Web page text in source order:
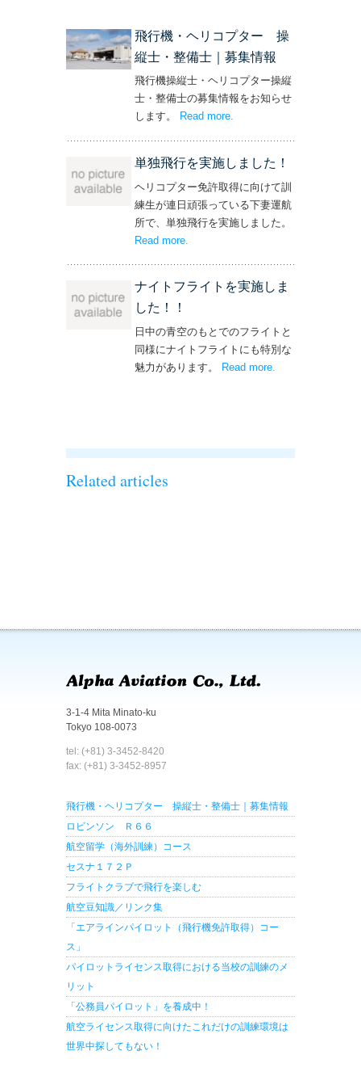
飛行機・ヘリコプター 操
縦士・整備士｜募集情報
飛行機操縦士・ヘリコプター操縦
士・整備士の募集情報をお知らせ
します。
Read more– ‘飛行機・ヘリコプター
.
単独飛行を実施しました！
ヘリコプター免許取得に向けて訓
練生が連日頑張っている下妻運航
所で、単独飛行を実施しました。
Read more
ナイトフライトを実施しま
した！！
日中の青空のもとでのフライトと
同様にナイトフライトにも特別な
魅力があります。
Read more
Related articles
3-1-4 Mita Minato-ku
Tokyo 108-0073
tel: (+81) 3-3452-8420
fax: (+81) 3-3452-8957
飛行機・ヘリコプター 操縦士・整備士｜募集情報
ロビンソン Ｒ６６
航空留学（海外訓練）コース
セスナ１７２Ｐ
フライトクラブで飛行を楽しむ
航空豆知識／リンク集
「エアラインパイロット（飛行機免許取得）コー
ス」
パイロットライセンス取得における当校の訓練のメ
リット
「公務員パイロット」を養成中！
航空ライセンス取得に向けたこれだけの訓練環境は
世界中探してもない！